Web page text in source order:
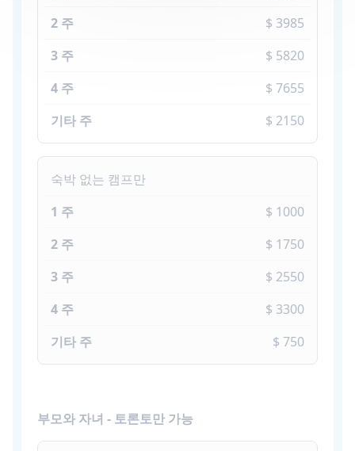
$ 3985
$ 5820
$ 7655
$ 2150
숙박 없는 캠프만
$ 1000
$ 1750
$ 2550
$ 3300
$ 750
부모와 자녀 - 토론토만 가능